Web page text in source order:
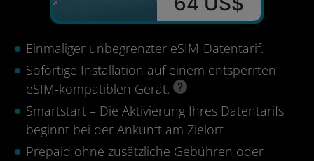
Einmaliger unbegrenzter eSIM-Datentarif.
Sofortige Installation auf einem entsperrten
eSIM-kompatiblen Gerät.
Smartstart – Die Aktivierung Ihres Datentarifs
beginnt bei der Ankunft am Zielort
Prepaid ohne zusätzliche Gebühren oder